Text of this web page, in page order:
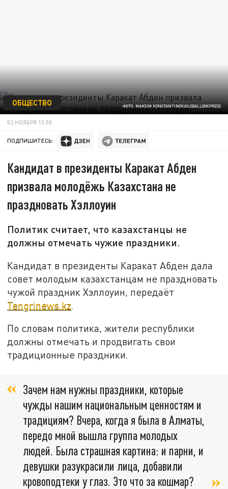
ФОТО: MAKSIM KONSTANTINOV/GLOBALLOOKPRESS
ОБЩЕСТВО
02 НОЯБРЯ 13:50
ПОДПИШИТЕСЬ:
Кандидат в президенты Каракат Абден
призвала молодёжь Казахстана не
праздновать Хэллоуин
Политик считает, что казахстанцы не
должны отмечать чужие праздники.
Кандидат в президенты Каракат Абден дала
совет молодым казахстанцам не праздновать
чужой праздник Хэллоуин, передаёт
Tengrinews.kz.
По словам политика, жители республики
должны отмечать и продвигать свои
традиционные праздники.
Зачем нам нужны праздники, которые
чужды нашим национальным ценностям и
традициям? Вчера, когда я была в Алматы,
передо мной вышла группа молодых
людей. Была страшная картина: и парни, и
девушки разукрасили лица, добавили
кровоподтеки у глаз. Это что за кошмар?